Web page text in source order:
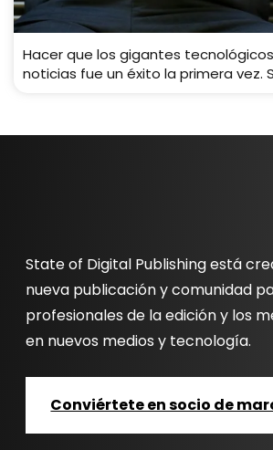
Hacer que los gigantes
noticias fue un éxito la primera vez.
State of Digital Publishing está
nueva publicación y comunidad
profesionales de la edición y los
en nuevos medios y tecnología.
Conviértete en socio de